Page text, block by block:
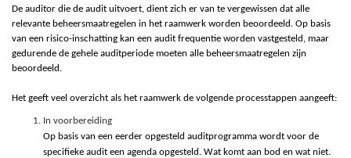
De auditor die de audit uitvoert, dient zich er van te vergewissen dat alle
relevante beheersmaatregelen in het raamwerk worden beoordeeld. Op basis
van een risico-inschatting kan een audit frequentie worden vastgesteld, maar
gedurende de gehele auditperiode moeten alle beheersmaatregelen zijn
beoordeeld.
Het geeft veel overzicht als het raamwerk de volgende processtappen aangeeft:
In voorbereiding
Op basis van een eerder opgesteld auditprogramma wordt voor de
specifieke audit een agenda opgesteld. Wat komt aan bod en wat niet.